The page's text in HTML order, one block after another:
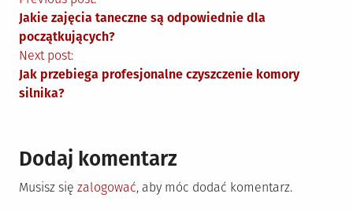
Nawigacja
wpisu
Jakie zajęcia taneczne są odpowiednie dla
początkujących?
Next post:
Jak przebiega profesjonalne czyszczenie komory
silnika?
Dodaj komentarz
Musisz się zalogować, aby móc dodać komentarz.